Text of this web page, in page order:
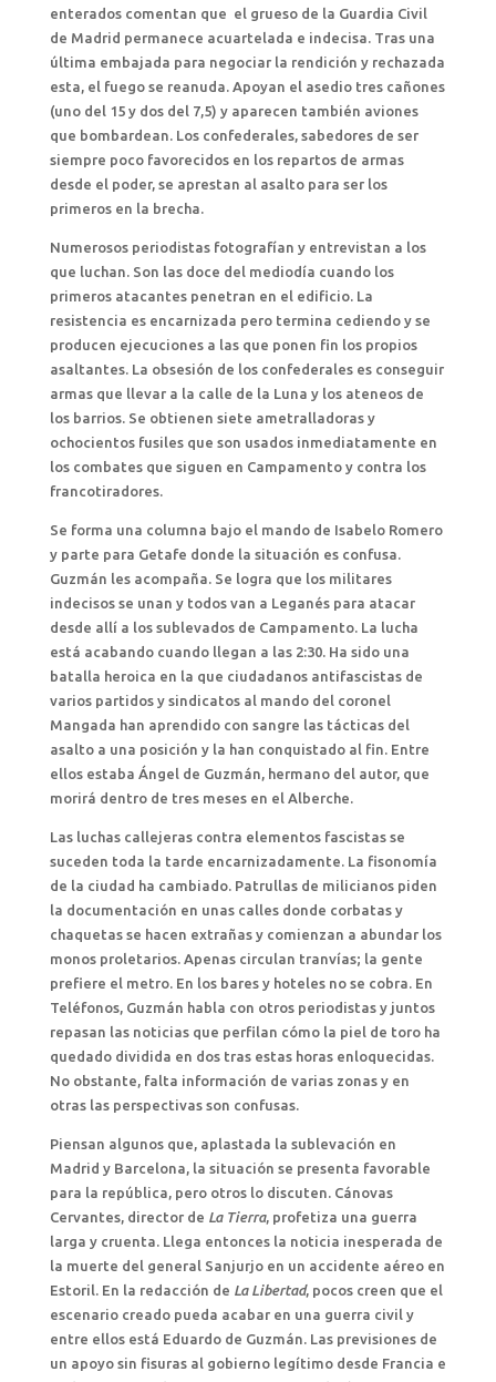
enterados comentan que el grueso de la Guardia Civil
de Madrid permanece acuartelada e indecisa. Tras una
última embajada para negociar la rendición y rechazada
esta, el fuego se reanuda. Apoyan el asedio tres cañones
(uno del 15 y dos del 7,5) y aparecen también aviones
que bombardean. Los confederales, sabedores de ser
siempre poco favorecidos en los repartos de armas
desde el poder, se aprestan al asalto para ser los
primeros en la brecha.
Numerosos periodistas fotografían y entrevistan a los
que luchan. Son las doce del mediodía cuando los
primeros atacantes penetran en el edificio. La
resistencia es encarnizada pero termina cediendo y se
producen ejecuciones a las que ponen fin los propios
asaltantes. La obsesión de los confederales es conseguir
armas que llevar a la calle de la Luna y los ateneos de
los barrios. Se obtienen siete ametralladoras y
ochocientos fusiles que son usados inmediatamente en
los combates que siguen en Campamento y contra los
francotiradores.
Se forma una columna bajo el mando de Isabelo Romero
y parte para Getafe donde la situación es confusa.
Guzmán les acompaña. Se logra que los militares
indecisos se unan y todos van a Leganés para atacar
desde allí a los sublevados de Campamento. La lucha
está acabando cuando llegan a las 2:30. Ha sido una
batalla heroica en la que ciudadanos antifascistas de
varios partidos y sindicatos al mando del coronel
Mangada han aprendido con sangre las tácticas del
asalto a una posición y la han conquistado al fin. Entre
ellos estaba Ángel de Guzmán, hermano del autor, que
morirá dentro de tres meses en el Alberche.
Las luchas callejeras contra elementos fascistas se
suceden toda la tarde encarnizadamente. La fisonomía
de la ciudad ha cambiado. Patrullas de milicianos piden
la documentación en unas calles donde corbatas y
chaquetas se hacen extrañas y comienzan a abundar los
monos proletarios. Apenas circulan tranvías; la gente
prefiere el metro. En los bares y hoteles no se cobra. En
Teléfonos, Guzmán habla con otros periodistas y juntos
repasan las noticias que perfilan cómo la piel de toro ha
quedado dividida en dos tras estas horas enloquecidas.
No obstante, falta información de varias zonas y en
otras las perspectivas son confusas.
Piensan algunos que, aplastada la sublevación en
Madrid y Barcelona, la situación se presenta favorable
para la república, pero otros lo discuten. Cánovas
Cervantes, director de La Tierra, profetiza una guerra
larga y cruenta. Llega entonces la noticia inesperada de
la muerte del general Sanjurjo en un accidente aéreo en
Estoril. En la redacción de La Libertad, pocos creen que el
escenario creado pueda acabar en una guerra civil y
entre ellos está Eduardo de Guzmán. Las previsiones de
un apoyo sin fisuras al gobierno legítimo desde Francia e